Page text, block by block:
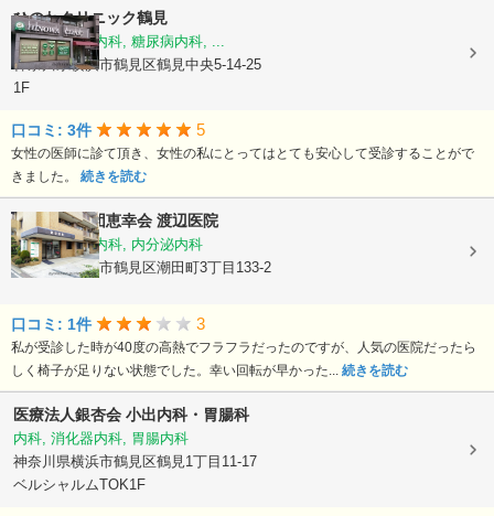
ひのわクリニック鶴見
内科, 循環器内科, 糖尿病内科, ...
神奈川県横浜市鶴見区鶴見中央5-14-25
1F
口コミ: 3件 5
女性の医師に診て頂き、女性の私にとってはとても安心して受診することがで
きました。 続きを読む
医療法人社団恵幸会 渡辺医院
内科, 糖尿病内科, 内分泌内科
神奈川県横浜市鶴見区潮田町3丁目133-2
口コミ: 1件 3
私が受診した時が40度の高熱でフラフラだったのですが、人気の医院だったら
しく椅子が足りない状態でした。幸い回転が早かった... 続きを読む
医療法人銀杏会 小出内科・胃腸科
内科, 消化器内科, 胃腸内科
神奈川県横浜市鶴見区鶴見1丁目11-17
ベルシャルムTOK1F